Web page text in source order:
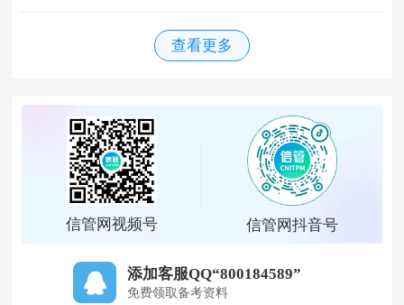
查看更多
信管网视频号 信管网抖音号
添加客服QQ“800184589”
免费领取备考资料